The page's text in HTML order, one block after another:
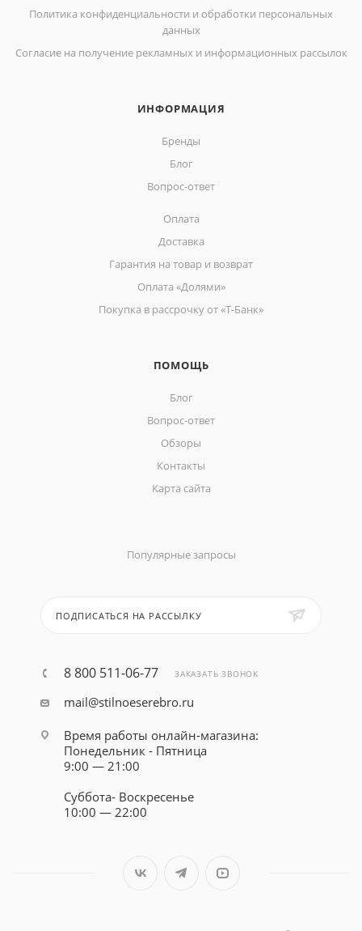
Политика конфиденциальности и обработки персональных
данных
Согласие на получение рекламных и информационных рассылок
ИНФОРМАЦИЯ
Бренды
Блог
Вопрос-ответ
Оплата
Доставка
Гарантия на товар и возврат
Оплата «Долями»
Покупка в рассрочку от «Т-Банк»
ПОМОЩЬ
Блог
Вопрос-ответ
Обзоры
Контакты
Карта сайта
Популярные запросы
ПОДПИСАТЬСЯ НА РАССЫЛКУ
8 800 511-06-77 ЗАКАЗАТЬ ЗВОНОК
mail@stilnoeserebro.ru
Время работы онлайн-магазина:
Понедельник - Пятница
9:00 — 21:00
Суббота- Воскресенье
10:00 — 22:00